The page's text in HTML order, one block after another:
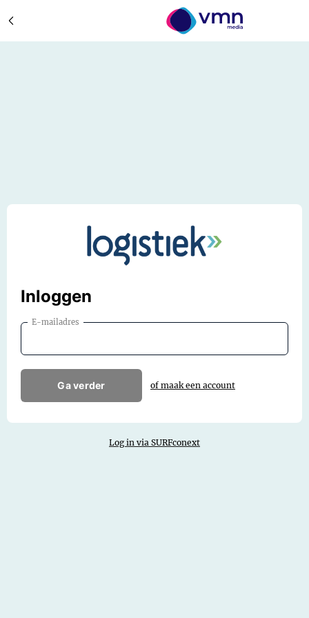
Inloggen
E-mailadres
Ga verder of maak een account
Log in via SURFconext